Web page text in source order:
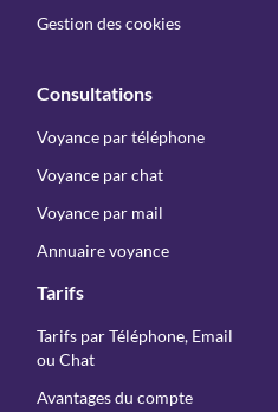
Gestion des cookies
Consultations
Voyance par téléphone
Voyance par chat
Voyance par mail
Annuaire voyance
Tarifs
Tarifs par Téléphone, Email
ou Chat
Avantages du compte